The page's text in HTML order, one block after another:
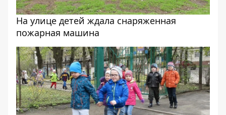
На улице детей ждала снаряженная
пожарная машина